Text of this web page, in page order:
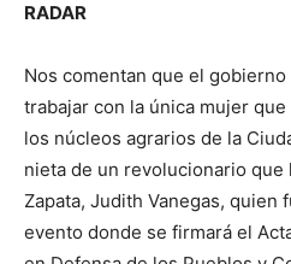
RADAR
Nos comentan que el
trabajar con la única mujer
los núcleos agrarios de la
nieta de un revolucionario que
Zapata, Judith Vanegas, quien
evento donde se firmará el